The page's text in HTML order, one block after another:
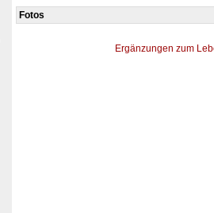
Fotos
Ergänzungen zum